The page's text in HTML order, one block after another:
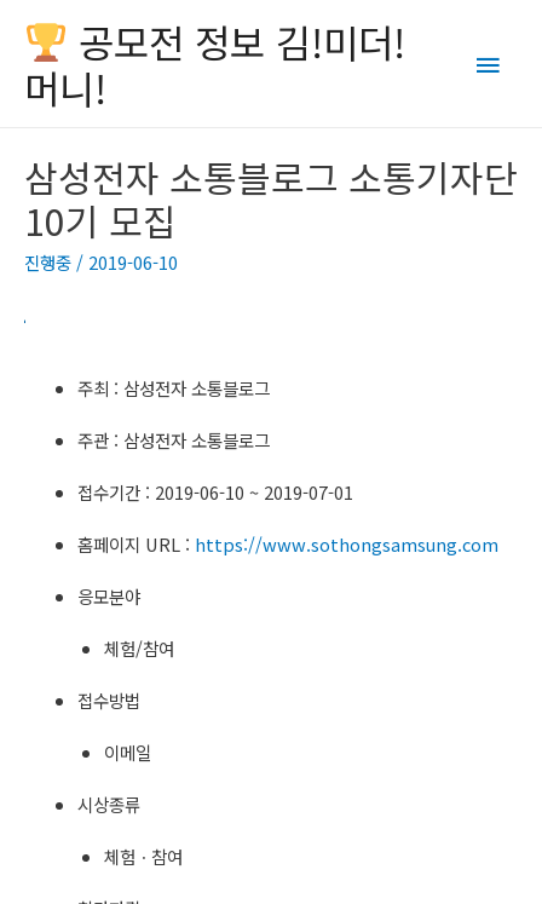
공모전 정보 김!미더!
머니!
Main
삼성전자 소통블로그 소통기자단
10기 모집
진행중 / 2019-06-10
주최 : 삼성전자 소통블로그
주관 : 삼성전자 소통블로그
접수기간 : 2019-06-10 ~ 2019-07-01
홈페이지 URL : https://www.sothongsamsung.com
응모분야
체험/참여
접수방법
이메일
시상종류
체험ㆍ참여